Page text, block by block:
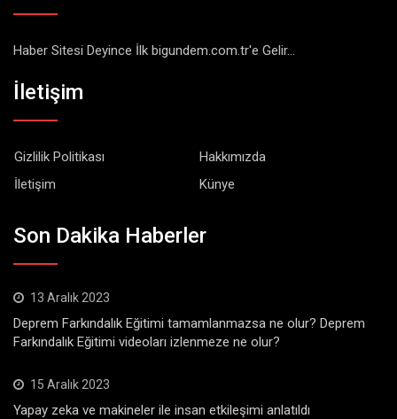
Haber Sitesi Deyince İlk bigundem.com.tr'e Gelir...
İletişim
Gizlilik Politikası
Hakkımızda
İletişim
Künye
Son Dakika Haberler
13 Aralık 2023
Deprem Farkındalık Eğitimi tamamlanmazsa ne olur? Deprem
Farkındalık Eğitimi videoları izlenmeze ne olur?
15 Aralık 2023
Yapay zeka ve makineler ile insan etkileşimi anlatıldı